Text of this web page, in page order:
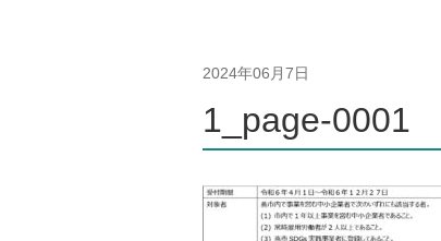
2024年06月7日
1_page-0001